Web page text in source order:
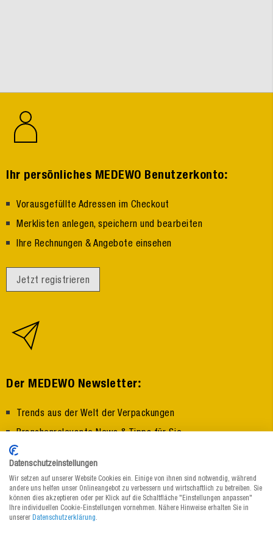
Ihr persönliches MEDEWO Benutzerkonto:
Vorausgefüllte Adressen im Checkout
Merklisten anlegen, speichern und bearbeiten
Ihre Rechnungen & Angebote einsehen
Jetzt registrieren
Der MEDEWO Newsletter:
Trends aus der Welt der Verpackungen
Branchenrelevante News & Tipps für Sie
Erfahren Sie zuerst von Neuheiten und Aktionen
Zum Newsletter anmelden
Datenschutzeinstellungen
Wir setzen auf unserer Website Cookies ein. Einige von ihnen sind notwendig, während
andere uns helfen unser Onlineangebot zu verbessern und wirtschaftlich zu betreiben. Sie
können dies akzeptieren oder per Klick auf die Schaltfläche "Einstellungen anpassen"
Ihre individuellen Cookie-Einstellungen vornehmen. Nähere Hinweise erhalten Sie in
unserer Datenschutzerklärung.